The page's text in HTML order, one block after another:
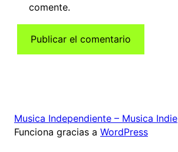
comente.
Musica Independiente – Musica Indie
Funciona gracias a WordPress